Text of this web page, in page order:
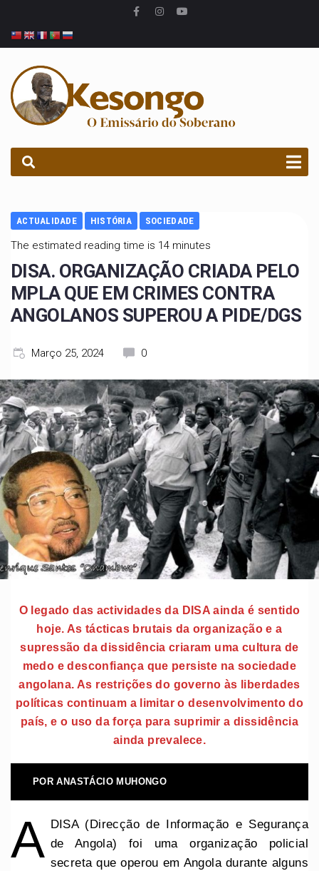
ACTUALIDADE HISTÓRIA SOCIEDADE
The estimated reading time is 14 minutes
DISA. ORGANIZAÇÃO CRIADA PELO
MPLA QUE EM CRIMES CONTRA
ANGOLANOS SUPEROU A PIDE/DGS
Março 25, 2024 0
O legado das actividades da DISA ainda é sentido
hoje. As tácticas brutais da organização e a
supressão da dissidência criaram uma cultura de
medo e desconfiança que persiste na sociedade
angolana. As restrições do governo às liberdades
políticas continuam a limitar o desenvolvimento do
país, e o uso da força para suprimir a dissidência
ainda prevalece.
POR ANASTÁCIO MUHONGO
A DISA (Direcção de Informação e Segurança
de Angola) foi uma organização policial
secreta que operou em Angola durante alguns
PROCURAR